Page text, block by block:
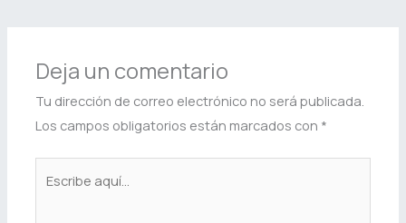
Deja un comentario
Tu dirección de correo electrónico no será publicada.
Los campos obligatorios están marcados con *